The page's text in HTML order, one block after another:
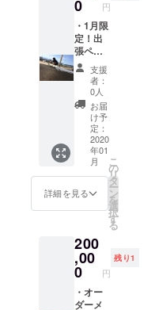
絵画は
先着順
でお好
きな絵
を画像
の3種の
中から
選んで
いただ
けま
す。 2
番目、3
番目の
方には
メール
でどれ
が選べ
知らせ
しま
す。
0 円
・1月限
定！出
張ペイ
ンティ
ング行
きます♪
お好き
な画材
をご用
意して
頂き、
私がお
店やイ
ベント
にお伺
いして
かキャ
ンバス
に絵を
描きま
す。 ペ
イン
支援
者：
0人
お届
け予
定：
2020
年01
月
詳細を見る
こ
の
リ
タ
ー
ン
を
選
択
す
る
200
,00
0 円
残り1
・オー
ダーメ